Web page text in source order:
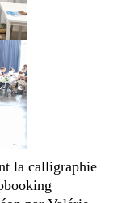
la calligraphie